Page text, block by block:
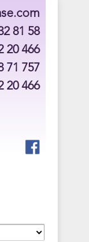
81 58
20 466
71 757
20 466